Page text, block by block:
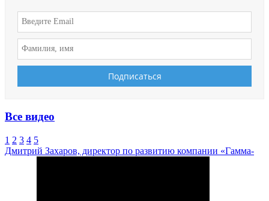
Все видео
1 2 3 4 5
Дмитрий Захаров, директор по развитию компании «Гамма-